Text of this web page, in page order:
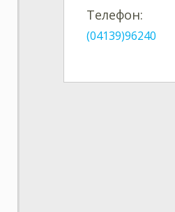
Телефон:
(04139)96240